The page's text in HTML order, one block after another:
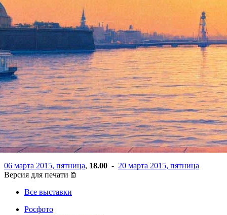
«Романтический
конструктивизм» Марии
Снигиревской покажут в
"Росфото"
06 марта 2015, пятница, 18.00 - 20 марта 2015, пятница
Версия для печати
Все выставки
Росфото